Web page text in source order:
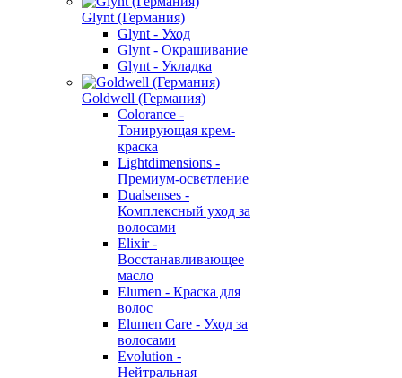
Glynt (Германия)
Glynt - Уход
Glynt - Окрашивание
Glynt - Укладка
Goldwell (Германия)
Colorance -
Тонирующая крем-
краска
Lightdimensions -
Премиум-осветление
Dualsenses -
Комплексный уход за
волосами
Elixir -
Восстанавливающее
масло
Elumen - Краска для
волос
Elumen Care - Уход за
волосами
Evolution -
Нейтральная